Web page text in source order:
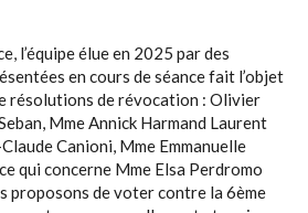
l’équipe élue en 2025 par des
en cours de séance fait l’objet
résolutions de révocation : Olivier
Mme Annick Harmand Laurent
Canioni, Mme Emmanuelle
qui concerne Mme Elsa Perdromo
proposons de voter contre la 6ème